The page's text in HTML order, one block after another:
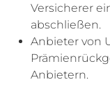
Versicherer
abschließen.
Anbieter von
Anbietern.